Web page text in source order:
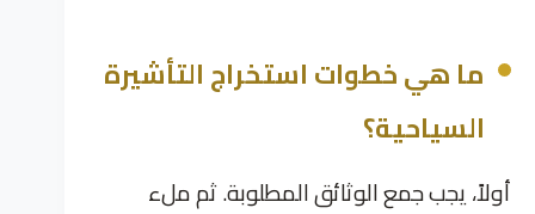
ما هي خطوات استخراج التأشيرة
السياحية؟
أولاً، يجب جمع الوثائق المطلوبة. ثم ملء